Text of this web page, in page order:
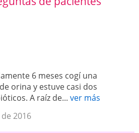
6 meses cogí una
orina y estuve casi dos
A raíz de... ver más
2016